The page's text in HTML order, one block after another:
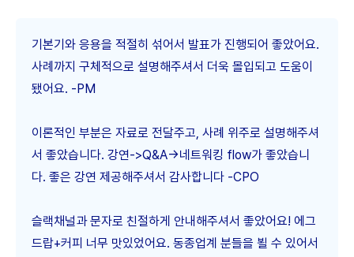
기본기와 응용을 적절히 섞어서 발표가 진행되어 좋았어요.
사례까지 구체적으로 설명해주셔서 더욱 몰입되고 도움이
됐어요. -PM
이론적인 부분은 자료로 전달주고, 사례 위주로 설명해주셔
서 좋았습니다. 강연->Q&A->네트워킹 flow가 좋았습니
다. 좋은 강연 제공해주셔서 감사합니다 -CPO
슬랙채널과 문자로 친절하게 안내해주셔서 좋았어요! 에그
드랍+커피 너무 맛있었어요. 동종업계 분들을 뵐 수 있어서